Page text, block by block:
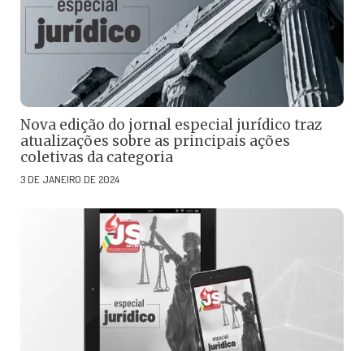
Nova edição do jornal especial jurídico traz
atualizações sobre as principais ações
coletivas da categoria
3 DE JANEIRO DE 2024